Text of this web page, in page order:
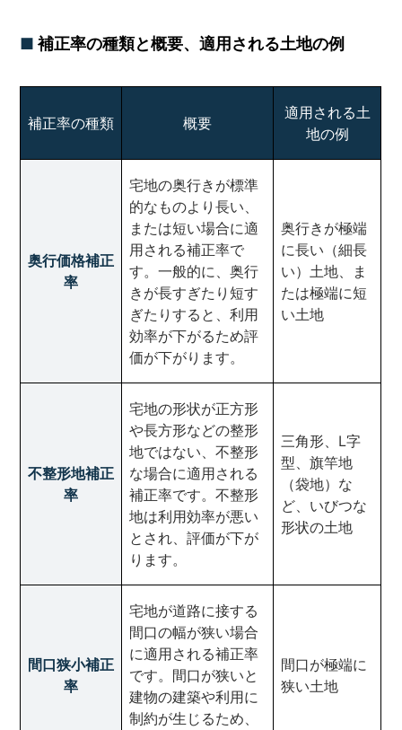
補正率の種類と概要、適用される土地の例
補正率の種類 概要
適用される土
地の例
奥行価格補正
率
宅地の奥行きが標準
的なものより長い、
または短い場合に適
用される補正率で
す。一般的に、奥行
きが長すぎたり短す
ぎたりすると、利用
効率が下がるため評
価が下がります。
奥行きが極端
に長い（細長
い）土地、ま
たは極端に短
い土地
不整形地補正
率
宅地の形状が正方形
や長方形などの整形
地ではない、不整形
な場合に適用される
補正率です。不整形
地は利用効率が悪い
とされ、評価が下が
ります。
三角形、L字
型、旗竿地
（袋地）な
ど、いびつな
形状の土地
間口狭小補正
率
宅地が道路に接する
間口の幅が狭い場合
に適用される補正率
です。間口が狭いと
建物の建築や利用に
制約が生じるため、
間口が極端に
狭い土地